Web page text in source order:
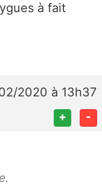
à fait
2020 à 13h37
+ -